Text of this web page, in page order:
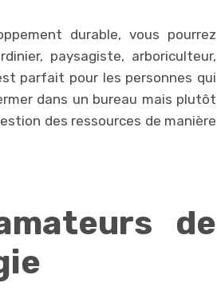
durable, vous pourrez
paysagiste, arboriculteur,
parfait pour les personnes qui
dans un bureau mais plutôt
des ressources de manière
de